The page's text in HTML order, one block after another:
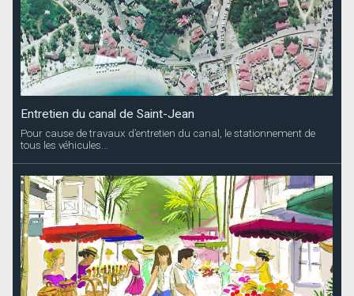
Entretien du canal de Saint-Jean
Pour cause de travaux d’entretien du canal, le stationnement de
tous les véhicules...